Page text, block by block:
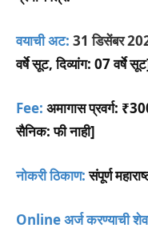
वयाची अट: 31 डिसेंबर
वर्षे सूट, दिव्यांग: 07 वर्षे
Fee: अमागास प्रवर्ग:
सैनिक: फी नाही]
नोकरी ठिकाण: संपूर्ण
Online अर्ज करण्याची